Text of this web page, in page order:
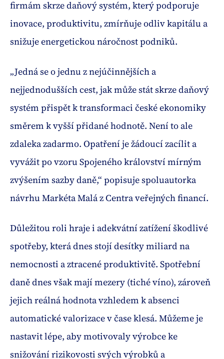
firmám skrze daňový systém, který podporuje
inovace, produktivitu, zmírňuje odliv kapitálu a
snižuje energetickou náročnost podniků.
„Jedná se o jednu z nejúčinnějších a
nejjednodušších cest, jak může stát skrze daňový
systém přispět k transformaci české ekonomiky
směrem k vyšší přidané hodnotě. Není to ale
zdaleka zadarmo. Opatření je žádoucí zacílit a
vyvážit po vzoru Spojeného království mírným
zvýšením sazby daně,“ popisuje spoluautorka
návrhu Markéta Malá z Centra veřejných financí.
Důležitou roli hraje i adekvátní zatížení škodlivé
spotřeby, která dnes stojí desítky miliard na
nemocnosti a ztracené produktivitě. Spotřební
daně dnes však mají mezery (tiché víno), zároveň
jejich reálná hodnota vzhledem k absenci
automatické valorizace v čase klesá. Můžeme je
nastavit lépe, aby motivovaly výrobce ke
snižování rizikovosti svých výrobků a